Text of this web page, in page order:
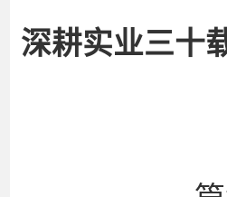
深耕实业三十